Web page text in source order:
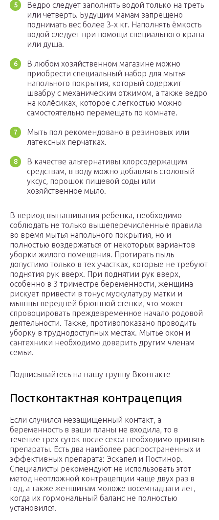
Ведро следует заполнять водой только на треть
или четверть. Будущим мамам запрещено
поднимать вес более 3-х кг. Наполнять ёмкость
водой следует при помощи специального крана
или душа.
В любом хозяйственном магазине можно
приобрести специальный набор для мытья
напольного покрытия, который содержит
швабру с механическим отжимом, а также ведро
на колёсиках, которое с легкостью можно
самостоятельно перемещать по комнате.
Мыть пол рекомендовано в резиновых или
латексных перчатках.
В качестве альтернативы хлорсодержащим
средствам, в воду можно добавлять столовый
уксус, порошок пищевой соды или
хозяйственное мыло.
В период вынашивания ребенка, необходимо
соблюдать не только вышеперечисленные правила
во время мытья напольного покрытия, но и
полностью воздержаться от некоторых вариантов
уборки жилого помещения. Протирать пыль
допустимо только в тех участках, которые не требуют
поднятия рук вверх. При поднятии рук вверх,
особенно в 3 триместре беременности, женщина
рискует привести в тонус мускулатуру матки и
мышцы передней брюшной стенки, что может
спровоцировать преждевременное начало родовой
деятельности. Также, противопоказано проводить
уборку в труднодоступных местах. Мытье окон и
сантехники необходимо доверить другим членам
семьи.
Подписывайтесь на нашу группу Вконтакте
Постконтактная контрацепция
Если случился незащищенный контакт, а
беременность в ваши планы не входила, то в
течение трех суток после секса необходимо принять
препараты. Есть два наиболее распространенных и
эффективных препарата: Эскапел и Постинор.
Специалисты рекомендуют не использовать этот
метод неотложной контрацепции чаще двух раз в
год, а также женщинам моложе восемнадцати лет,
когда их гормональный баланс не полностью
установился.